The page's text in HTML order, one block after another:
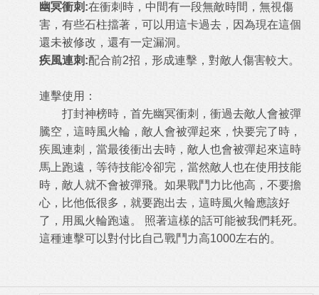
幽冥衝刺:在衝刺時，中間有一段無敵時間，無視傷
害，有些石柱擋著，可以用這卡過去，因為現在這個
還未被修改，還有一定漏洞。
疾風連刺:配合前2招，形成連擊，對敵人傷害較大。
連擊使用：
打封神榜時，首先幽冥衝刺，衝過去敵人會被彈
騰空，這時風火輪，敵人會被彈起來，快要完了時，
疾風連刺，當最後衝出去時，敵人也會被彈起來這時
馬上跑遠，等待技能冷卻完，當然敵人也在使用技能
時，敵人就不會被彈飛。如果戰鬥力比他高，不要擔
心，比他低很多，就要跑出去，這時風火輪應該好
了，用風火輪跑遠。 照著這樣的話可能被我們耗死。
這種連擊可以對付比自己戰鬥力高1000左右的。